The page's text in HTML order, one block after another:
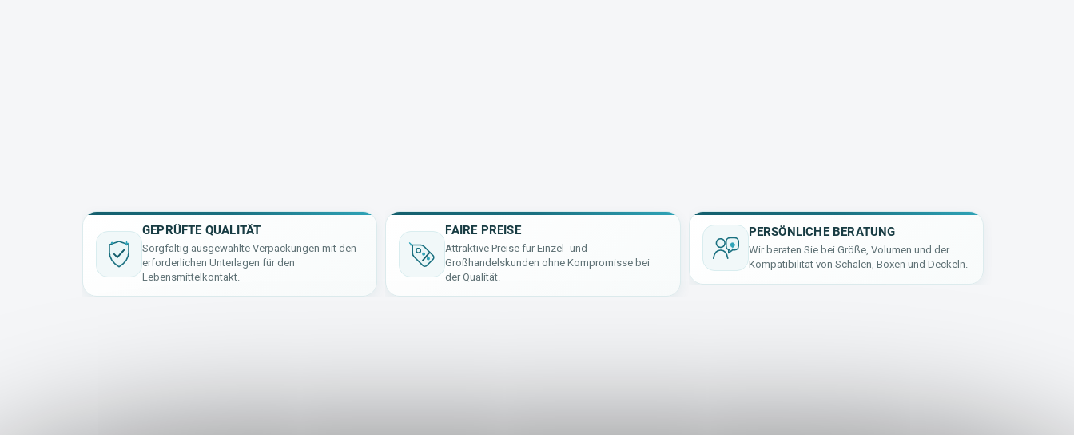
GEPRÜFTE QUALITÄT
Sorgfältig ausgewählte Verpackungen mit den
erforderlichen Unterlagen für den
Lebensmittelkontakt.
FAIRE PREISE
Attraktive Preise für Einzel- und
Großhandelskunden ohne Kompromisse bei
der Qualität.
PERSÖNLICHE BERATUNG
Wir beraten Sie bei Größe, Volumen und der
Kompatibilität von Schalen, Boxen und Deckeln.